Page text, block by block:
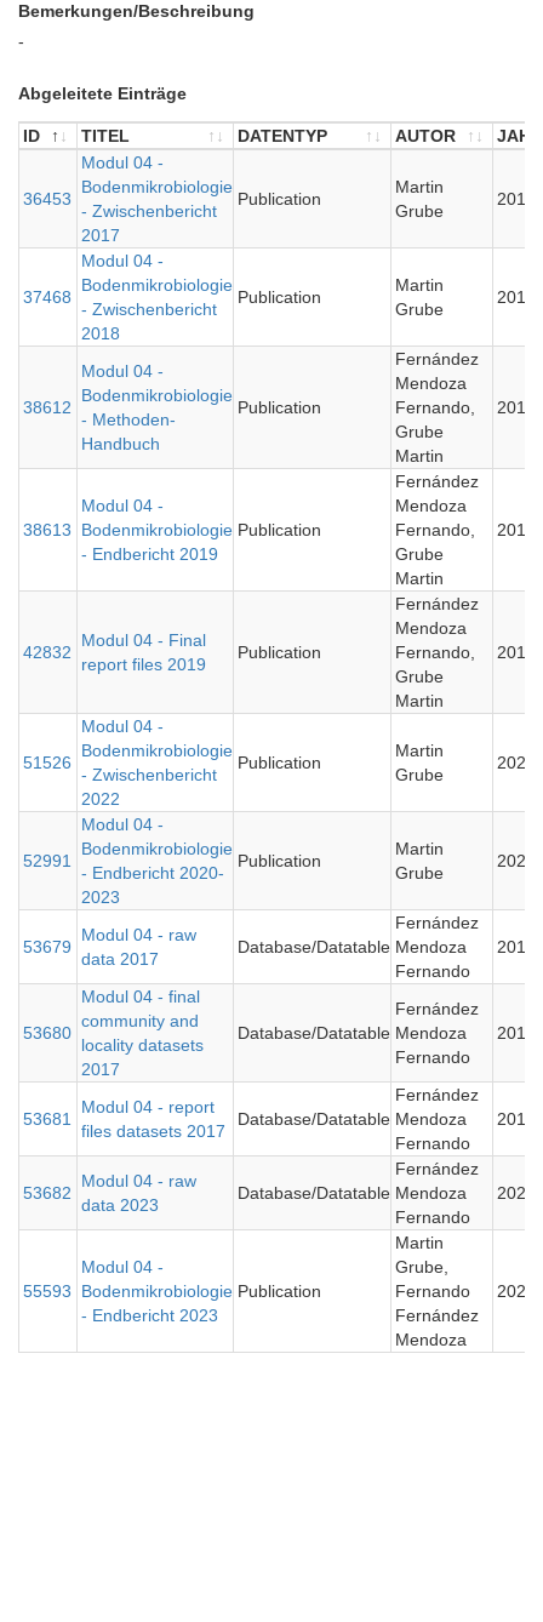
Bemerkungen/Beschreibung
-
Abgeleitete Einträge
ID TITEL DATENTYP AUTOR
JAHR
TITEL
36453
Modul 04 -
Bodenmikrobiologie
- Zwischenbericht
2017
Publication
Martin
Grube
2017
37468
Modul 04 -
Bodenmikrobiologie
- Zwischenbericht
2018
Publication
Martin
Grube
2018
38612
Modul 04 -
Bodenmikrobiologie
- Methoden-
Handbuch
Publication
Fernández
Mendoza
Fernando,
Grube
Martin
2019
38613
Modul 04 -
Bodenmikrobiologie
- Endbericht 2019
Publication
Fernández
Mendoza
Fernando,
Grube
Martin
2019
42832
Modul 04 - Final
report files 2019
Publication
Fernández
Mendoza
Fernando,
Grube
Martin
2019
51526
Modul 04 -
Bodenmikrobiologie
- Zwischenbericht
2022
Publication
Martin
Grube
2022
52991
Modul 04 -
Bodenmikrobiologie
- Endbericht 2020-
2023
Publication
Martin
Grube
2023
53679
Modul 04 - raw
data 2017
Database/Datatable
Fernández
Mendoza
Fernando
2019
53680
Modul 04 - final
community and
locality datasets
2017
Database/Datatable
Fernández
Mendoza
Fernando
2019
53681
Modul 04 - report
files datasets 2017
Database/Datatable
Fernández
Mendoza
Fernando
2019
53682
Modul 04 - raw
data 2023
Database/Datatable
Fernández
Mendoza
Fernando
2023
55593
Modul 04 -
Bodenmikrobiologie
- Endbericht 2023
Publication
Martin
Grube,
Fernando
Fernández
Mendoza
2024